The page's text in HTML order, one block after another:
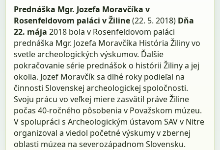
Prednáška Mgr. Jozefa Moravčíka v
Rosenfeldovom paláci v Žiline(22. 5. 2018) Dňa
22. mája 2018 bola v Rosenfeldovom paláci
prednáška Mgr. Jozefa Moravčíka História Žiliny vo
svetle archeologických výskumov. Ďalšie
pokračovanie série prednášok o histórii Žiliny a jej
okolia. Jozef Moravčík sa dlhé roky podieľal na
činnosti Slovenskej archeologickej spoločnosti.
Svoju prácu vo veľkej miere zasvätil práve Žiline
počas 40-ročného pôsobenia v Považskom múzeu.
V spolupráci s Archeologickým ústavom SAV v Nitre
organizoval a viedol početné výskumy v zbernej
oblasti múzea na severozápadnom Slovensku.